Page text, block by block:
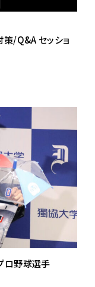
/Q&A セッショ
ロ野球選手